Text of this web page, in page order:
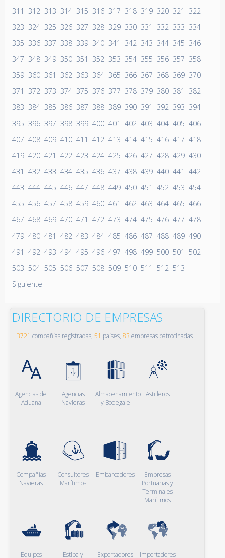
311
312 313 314 315 316 317 318 319 320 321
322
323 324 325 326 327 328 329 330 331 332 333 334
335 336 337 338 339 340 341 342 343 344 345 346
347 348 349 350 351 352 353 354 355 356 357 358
359 360 361 362 363 364 365 366 367 368 369 370
371
372 373 374 375 376 377 378 379 380 381
382
383 384 385 386 387 388 389 390 391 392 393 394
395 396 397 398 399 400 401 402 403 404 405 406
407 408 409 410 411 412 413 414 415 416 417 418
419 420 421 422 423 424 425 426 427 428 429 430
431 432 433 434 435 436 437 438 439 440 441 442
443 444 445 446 447 448 449 450 451 452 453 454
455 456 457 458 459 460 461 462 463 464 465 466
467 468 469 470 471 472 473 474 475 476 477 478
479 480 481 482 483 484 485 486 487 488 489 490
491 492 493 494 495 496 497 498 499 500 501 502
503 504 505 506 507 508 509 510 511 512 513
Siguiente
DIRECTORIO DE EMPRESAS
3721 compañías registradas, 51 países, 83 empresas patrocinadas
Agencias de
Aduana
Agencias
Navieras
Almacenamiento
y Bodegaje
Astilleros
Compañías
Navieras
Consultores
Marítimos
Embarcadores
Empresas
Portuarias y
Terminales
Marítimos
Equipos
Estiba y
Exportadores Importadores